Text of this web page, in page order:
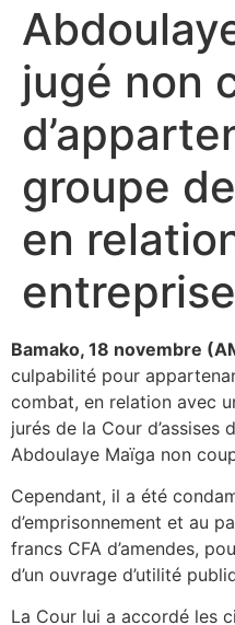
jugé non
groupe
en
Bamako, 18 novembre
culpabilité pour
combat, en relation avec
jurés de la Cour d’assises
Abdoulaye Maïga non
Cependant, il a été
d’emprisonnement et au
francs CFA d’amendes,
d’un ouvrage d’utilité
La Cour lui a accordé les